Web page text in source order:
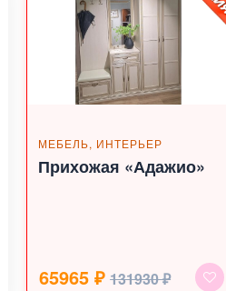
МЕБЕЛЬ, ИНТЕРЬЕР
Прихожая «Адажио»
65965 ₽ 131930 ₽